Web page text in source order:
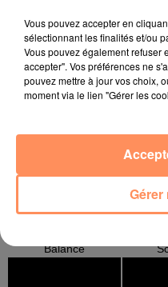
Balance
Vous pouvez accepter en
sélectionnant les finalités et/ou
Vous pouvez également refuser
accepter". Vos préférences ne
pouvez mettre à jour vos choix,
moment via le lien "Gérer les
Gérer